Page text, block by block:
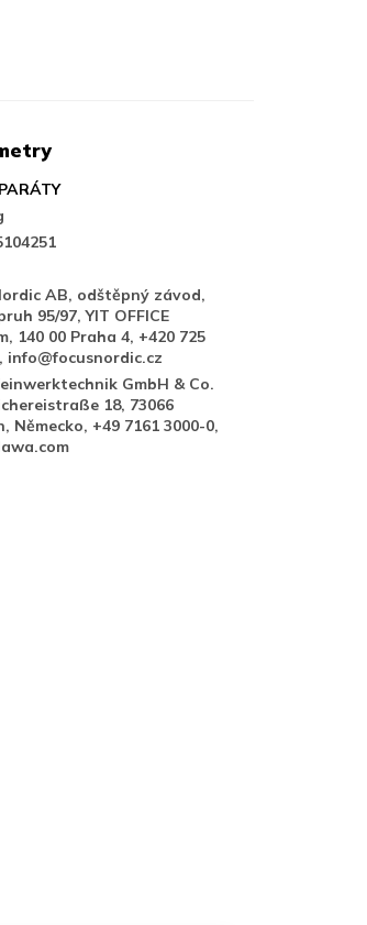
AB, odštěpný závod,
95/97, YIT OFFICE
140 00 Praha 4, +420 725
info@focusnordic.cz
GmbH & Co.
18, 73066
Německo, +49 7161 3000-0,